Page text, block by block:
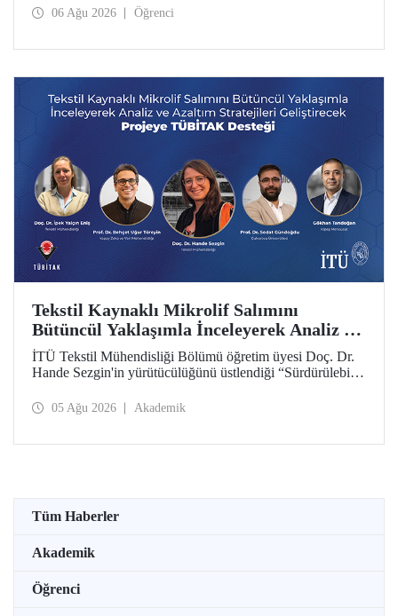
Temmuz tarihlerinde ABD’de dünyanın önde gelen
06 Ağu 2026 Öğrenci
Tekstil Kaynaklı Mikrolif Salımını
Bütüncül Yaklaşımla İnceleyerek Analiz ve
Azaltım Stratejileri Geliştirecek Projeye
TÜBİTAK Desteği
İTÜ Tekstil Mühendisliği Bölümü öğretim üyesi Doç. Dr.
Hande Sezgin'in yürütücülüğünü üstlendiği “Sürdürülebilir
Koşullarına Bağlı Mikrolif Salımı: Aşınma, UV Maruziyeti
05 Ağu 2026 Akademik
Tüm Haberler
Akademik
Öğrenci